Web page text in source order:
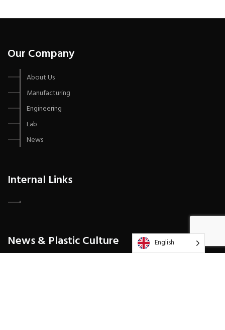
Our Company
About Us
Manufacturing
Engineering
Lab
News
Internal Links
News & Plastic Culture English